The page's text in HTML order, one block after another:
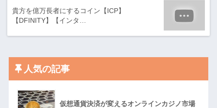
貴方を億万長者にするコイン【ICP】
【DFINITY】【インタ…
人気の記事
仮想通貨決済が変えるオンラインカジノ市場